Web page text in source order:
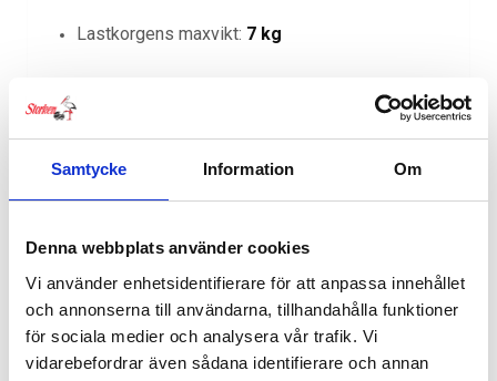
Samtycke Information Om
Denna webbplats använder cookies
Vi använder enhetsidentifierare för att anpassa innehållet
och annonserna till användarna, tillhandahålla funktioner
för sociala medier och analysera vår trafik. Vi
vidarebefordrar även sådana identifierare och annan
Lastkorgens maxvikt: 7 kg
Thule Urban Glide 3kombinerar sportig design,
pålitlig prestanda och genomtänkt komfort – en
RELATERADE PRODUKTER